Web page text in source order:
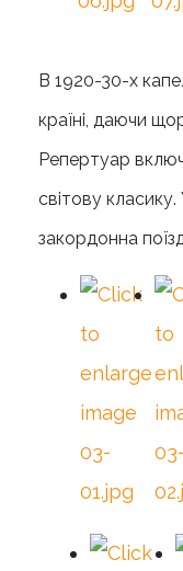
В 1920-30-х
країні, даючи
Репертуар
світову
закордонна